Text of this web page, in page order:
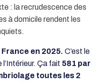
: la recrudescence des
à domicile rendent les
en 2025. C’est le
Ça fait 581 par
toutes les 2